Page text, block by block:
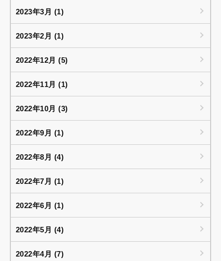
2023年3月 (1)
2023年2月 (1)
2022年12月 (5)
2022年11月 (1)
2022年10月 (3)
2022年9月 (1)
2022年8月 (4)
2022年7月 (1)
2022年6月 (1)
2022年5月 (4)
2022年4月 (7)